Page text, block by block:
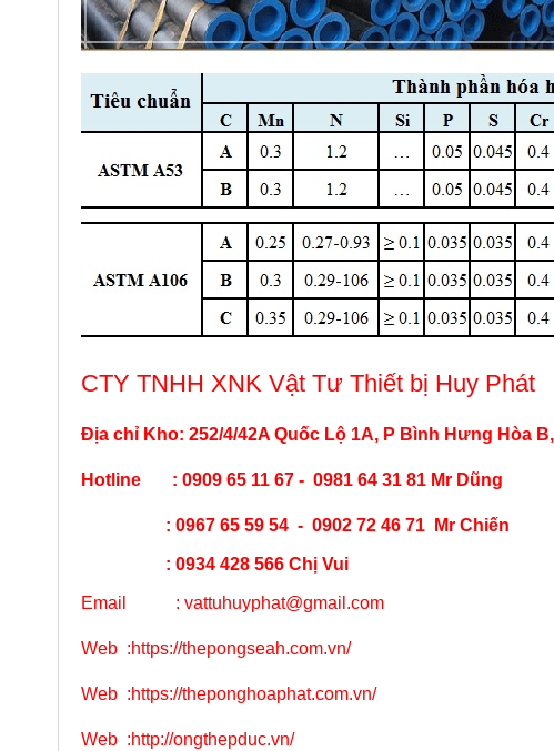
CTY TNHH XNK Vật Tư Thiết bị Huy Phát
Địa chỉ Kho: 252/4/42A Quốc Lộ 1A, P Bình Hưng Hòa B,
Hotline : 0909 65 11 67 - 0981 64 31 81 Mr Dũng
: 0967 65 59 54 - 0902 72 46 71 Mr Chiến
: 0934 428 566 Chị Vui
Email : vattuhuyphat@gmail.com
Web :https://thepongseah.com.vn/
Web :https://theponghoaphat.com.vn/
Web :http://ongthepduc.vn/